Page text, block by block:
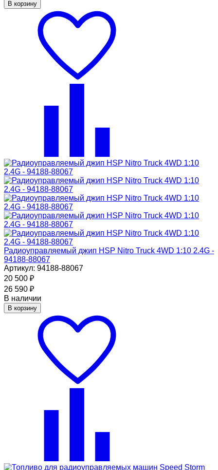
В корзину
Радиоуправляемый джип HSP Nitro Truck 4WD 1:10 2.4G -
94188-88067
Артикул: 94188-88067
20 500 ₽
26 590 ₽
В наличии
В корзину